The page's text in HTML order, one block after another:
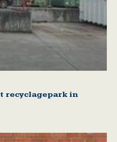
recyclagepark in